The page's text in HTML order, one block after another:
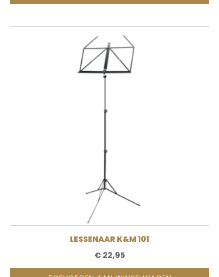
LESSENAAR K&M 101
€ 22,95